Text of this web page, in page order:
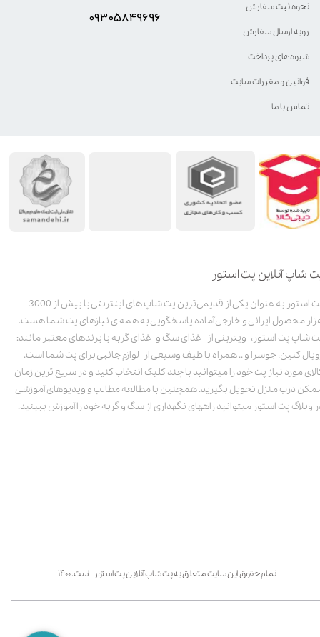
شاپ آنلاین پت استور
پت استور به عنوان یکی از قدیمی‌ترین پت شاپ های اینترنتی با بیش از 3000
محصول ایرانی و خارجی آماده پاسخگویی به همه ی نیازهای پت شما هست.
شاپ پت استور، ویترینی از غذای سگ و غذای گربه با برندهای معتبر مانند:
کنین، جوسرا و .. همراه با طیف وسیعی از لوازم جانبی برای پت شما است.
مورد نیاز پت خود را میتوانید با چند کلیک انتخاب کنید و در سریع ترین زمان
درب منزل تحویل بگیرید. همچنین با مطالعه مطالب و ویدیوهای آموزشی
وبلاگ پت استور میتوانید راههای نگهداری از سگ و گربه خود را آموزش ببینید.
تمام حقوق این سایت متعلق به پت شاپ آنلاین پت استور است. ۱۴۰۰
نحوه ثبت سفارش
رویه ارسال سفارش
شیوه‌های پرداخت
قوانین و مقررات سایت
تماس با ما
۰۹۳۰۵8۴9696